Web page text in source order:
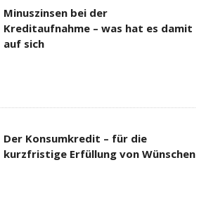
Minuszinsen bei der
Kreditaufnahme – was hat es damit
auf sich
Der Konsumkredit – für die
kurzfristige Erfüllung von Wünschen